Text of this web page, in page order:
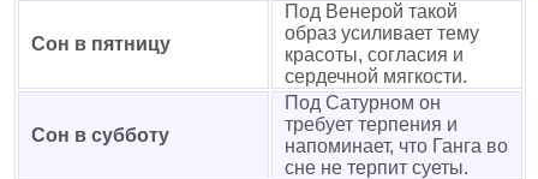
Сон в пятницу
Под Венерой такой
образ усиливает тему
красоты, согласия и
сердечной мягкости.
Сон в субботу
Под Сатурном он
требует терпения и
напоминает, что Ганга во
сне не терпит суеты.